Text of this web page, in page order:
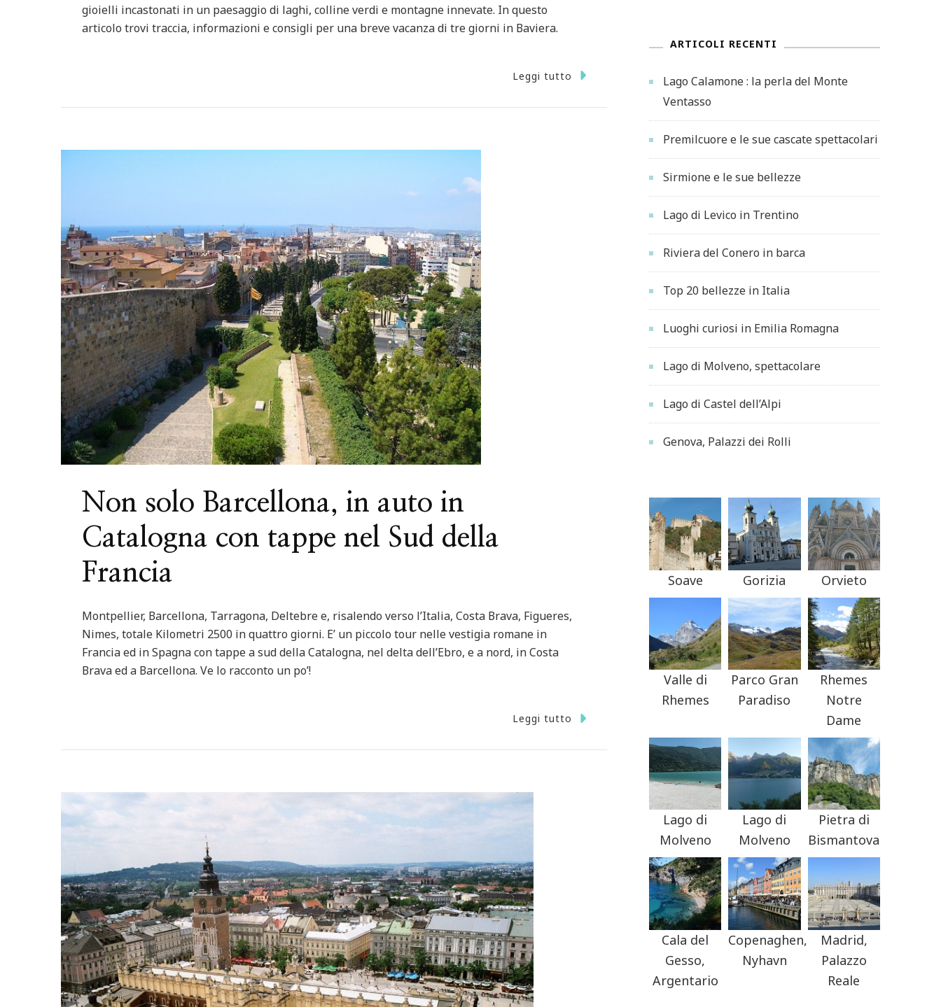
gioielli incastonati in un paesaggio di laghi, colline verdi e montagne innevate. In questo
articolo trovi traccia, informazioni e consigli per una breve vacanza di tre giorni in Baviera.
Leggi tutto
Non solo Barcellona, in auto in
Catalogna con tappe nel Sud della
Francia
Montpellier, Barcellona, Tarragona, Deltebre e, risalendo verso l’Italia, Costa Brava, Figueres,
Nimes, totale Kilometri 2500 in quattro giorni. E’ un piccolo tour nelle vestigia romane in
Francia ed in Spagna con tappe a sud della Catalogna, nel delta dell’Ebro, e a nord, in Costa
Brava ed a Barcellona. Ve lo racconto un po’!
Leggi tutto
ARTICOLI RECENTI
Lago Calamone : la perla del Monte
Ventasso
Premilcuore e le sue cascate spettacolari
Sirmione e le sue bellezze
Lago di Levico in Trentino
Riviera del Conero in barca
Top 20 bellezze in Italia
Luoghi curiosi in Emilia Romagna
Lago di Molveno, spettacolare
Lago di Castel dell’Alpi
Genova, Palazzi dei Rolli
Soave Gorizia Orvieto
Valle di
Rhemes
Parco Gran
Paradiso
Rhemes
Notre
Dame
Lago di
Molveno
Lago di
Molveno
Pietra di
Bismantova
Cala del
Gesso,
Argentario
Copenaghen,
Nyhavn
Madrid,
Palazzo
Reale